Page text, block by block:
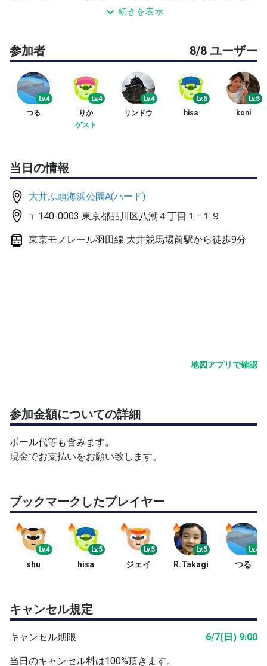
ていきます！(ペアは空いてる人たちで決めます)
🔴練習内容🔴
・ラリー練習
(ショートラリー、ストレートラリー、クロスラリー、ボ
レー対ストローク、サーブリターンなど)
🔴他媒体でも募集しています
続きを表示
参加者 8/8 ユーザー
Lv.4
つる
Lv.4
りか
ゲスト
Lv.4
リンドウ
Lv.5
hisa
Lv.5
koni
当日の情報
大井ふ頭海浜公園A(ハード)
〒140-0003 東京都品川区八潮４丁目１−１９
東京モノレール羽田線 大井競馬場前駅から徒歩9分
地図アプリで確認
参加金額についての詳細
ボール代等も含みます。
現金でお支払いをお願い致します。
ブックマークしたプレイヤー
Lv.4
shu
Lv.5
hisa
Lv.5
ジェイ
Lv.5
R.Takagi
Lv.4
つる
キャンセル規定
キャンセル期限 6/7(日) 9:00
当日のキャンセル料は100%頂きます。